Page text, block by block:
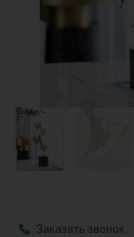
Заказать звонок